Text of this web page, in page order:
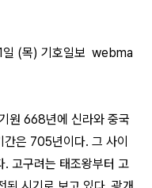
(목) 기호일보 webma
원 668년에 신라와 중국
은 705년이다. 그 사이
. 고구려는 태조왕부터 고